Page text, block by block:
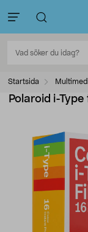
Startsida
Polaroid i-